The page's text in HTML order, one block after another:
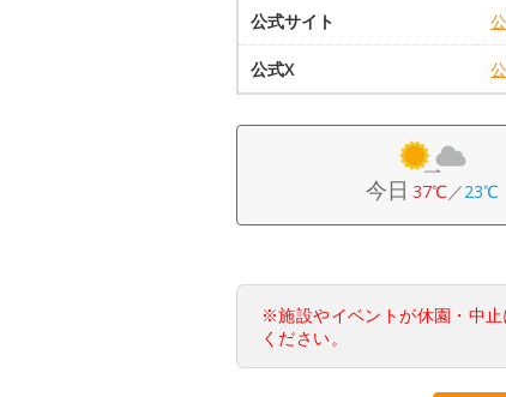
公式サイト
公式X
今日 37℃／23℃
※施設やイベントが休園・中
ください。